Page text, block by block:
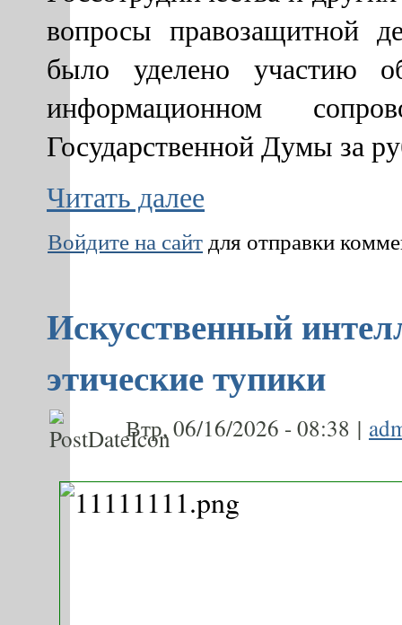
вопросы правозащитной
было уделено участию
информационном
Государственной Думы за
Читать далее
Войдите на сайтдля отправки
Искусственный
этические тупики
Втр, 06/16/2026 - 08:38 |